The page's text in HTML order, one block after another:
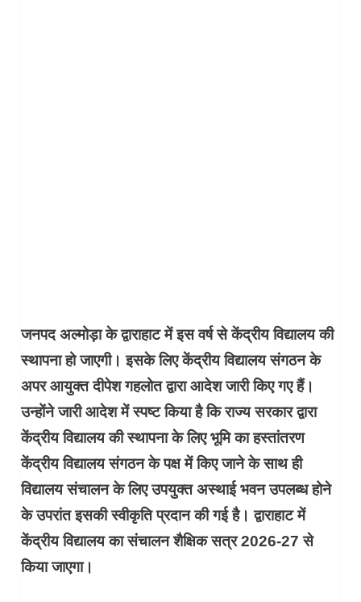
जनपद अल्मोड़ा के द्वाराहाट में इस वर्ष से केंद्रीय विद्यालय की
स्थापना हो जाएगी। इसके लिए केंद्रीय विद्यालय संगठन के
अपर आयुक्त दीपेश गहलोत द्वारा आदेश जारी किए गए हैं।
उन्होंने जारी आदेश में स्पष्ट किया है कि राज्य सरकार द्वारा
केंद्रीय विद्यालय की स्थापना के लिए भूमि का हस्तांतरण
केंद्रीय विद्यालय संगठन के पक्ष में किए जाने के साथ ही
विद्यालय संचालन के लिए उपयुक्त अस्थाई भवन उपलब्ध होने
के उपरांत इसकी स्वीकृति प्रदान की गई है। द्वाराहाट में
केंद्रीय विद्यालय का संचालन शैक्षिक सत्र 2026-27 से
किया जाएगा।